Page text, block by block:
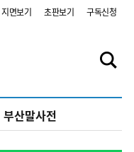
지면보기 초판보기 구독신청
부산말사전